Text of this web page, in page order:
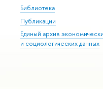
Библиотека
Публикации
Единый архив
и социологических данных